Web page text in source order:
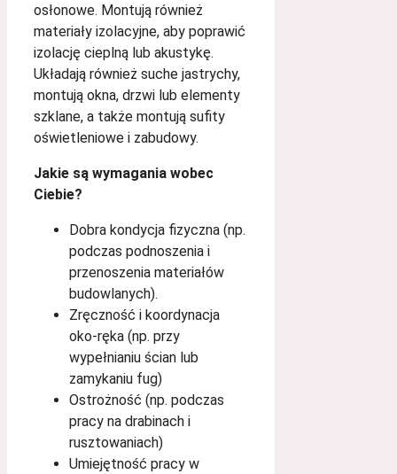
osłonowe. Montują również
materiały izolacyjne, aby poprawić
izolację cieplną lub akustykę.
Układają również suche jastrychy,
montują okna, drzwi lub elementy
szklane, a także montują sufity
oświetleniowe i zabudowy.
Jakie są wymagania wobec
Ciebie?
Dobra kondycja fizyczna (np.
podczas podnoszenia i
przenoszenia materiałów
budowlanych).
Zręczność i koordynacja
oko-ręka (np. przy
wypełnianiu ścian lub
zamykaniu fug)
Ostrożność (np. podczas
pracy na drabinach i
rusztowaniach)
Umiejętność pracy w